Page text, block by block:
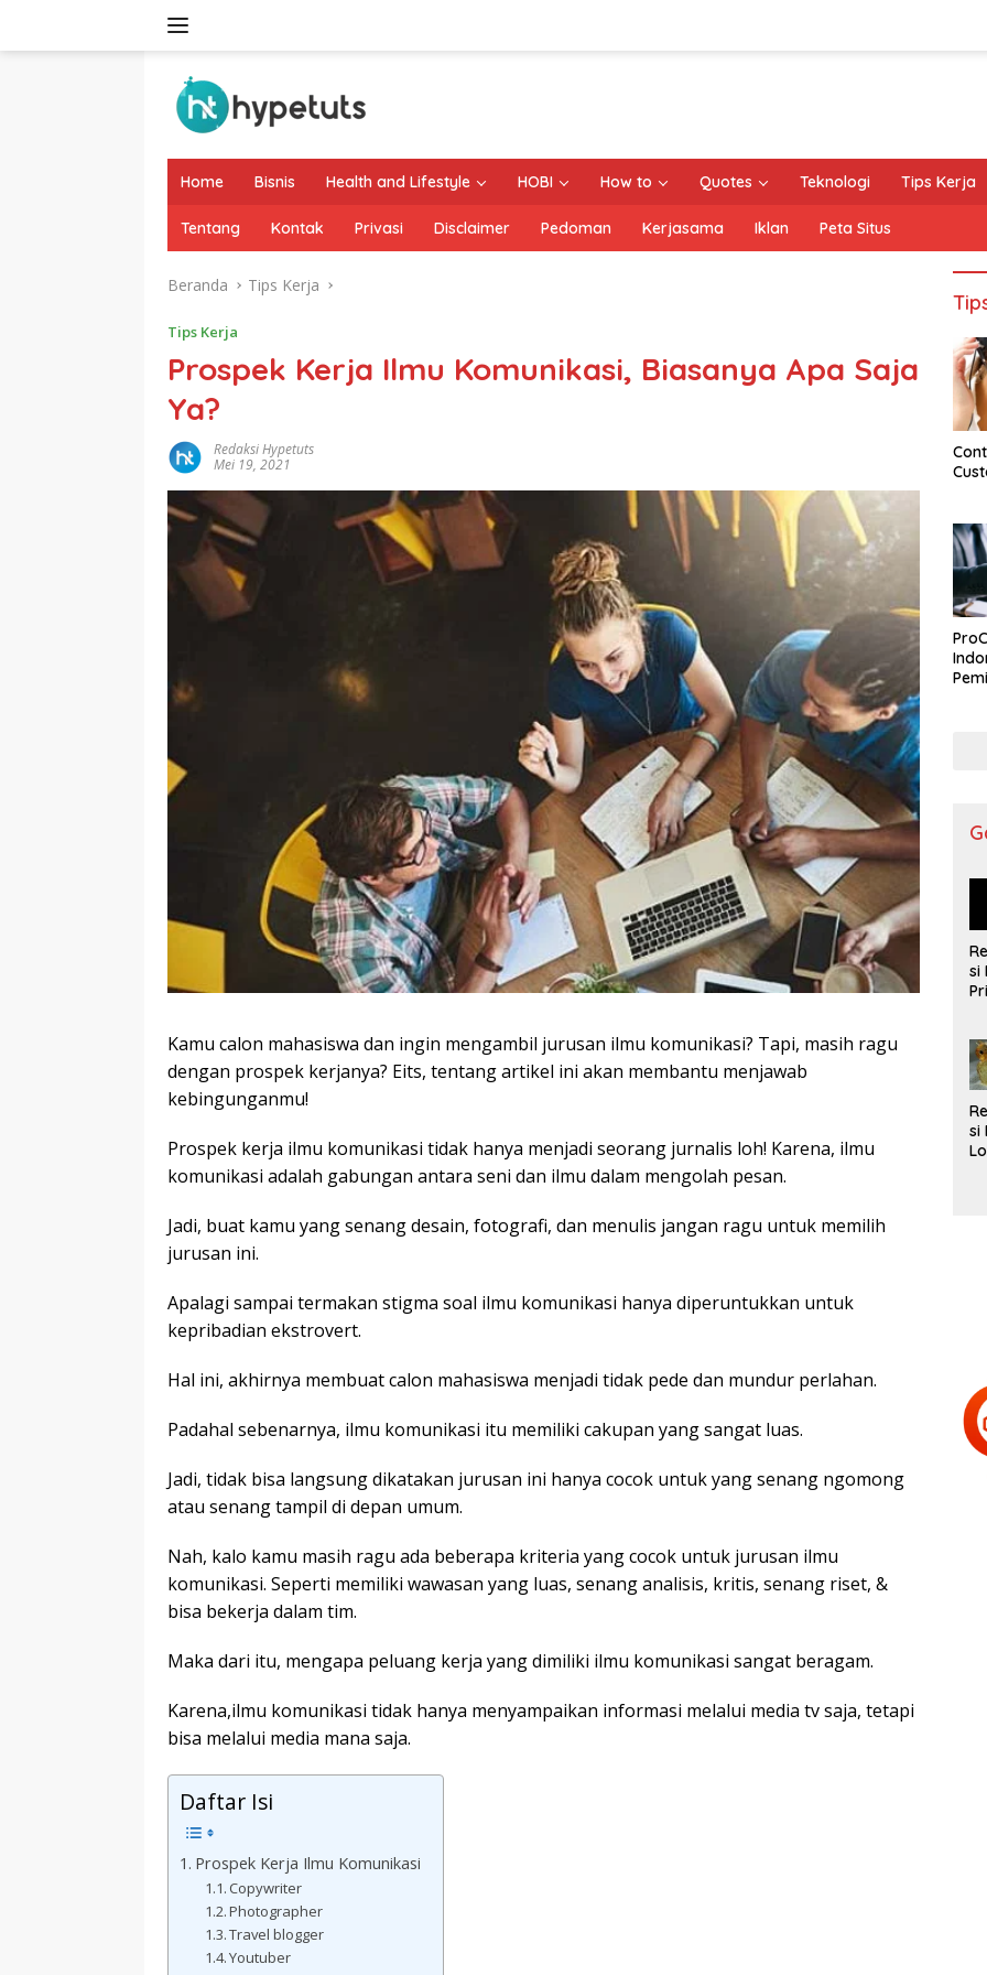
Home Bisnis Health and Lifestyle HOBI How to Quotes Teknologi Tips Kerja
Tentang Kontak Privasi Disclaimer Pedoman Kerjasama Iklan Peta Situs
Beranda Tips Kerja
Tips Kerja
Prospek Kerja Ilmu Komunikasi, Biasanya Apa Saja
Ya?
Redaksi Hypetuts
Mei 19, 2021
Kamu calon mahasiswa dan ingin mengambil jurusan ilmu komunikasi? Tapi, masih ragu
dengan prospek kerjanya? Eits, tentang artikel ini akan membantu menjawab
kebingunganmu!
Prospek kerja ilmu komunikasi tidak hanya menjadi seorang jurnalis loh! Karena, ilmu
komunikasi adalah gabungan antara seni dan ilmu dalam mengolah pesan.
Jadi, buat kamu yang senang desain, fotografi, dan menulis jangan ragu untuk memilih
jurusan ini.
Apalagi sampai termakan stigma soal ilmu komunikasi hanya diperuntukkan untuk
kepribadian ekstrovert.
Hal ini, akhirnya membuat calon mahasiswa menjadi tidak pede dan mundur perlahan.
Padahal sebenarnya, ilmu komunikasi itu memiliki cakupan yang sangat luas.
Jadi, tidak bisa langsung dikatakan jurusan ini hanya cocok untuk yang senang ngomong
atau senang tampil di depan umum.
Nah, kalo kamu masih ragu ada beberapa kriteria yang cocok untuk jurusan ilmu
komunikasi. Seperti memiliki wawasan yang luas, senang analisis, kritis, senang riset, &
bisa bekerja dalam tim.
Maka dari itu, mengapa peluang kerja yang dimiliki ilmu komunikasi sangat beragam.
Karena,ilmu komunikasi tidak hanya menyampaikan informasi melalui media tv saja, tetapi
bisa melalui media mana saja.
Daftar Isi
Prospek Kerja Ilmu Komunikasi
Copywriter
Photographer
Travel blogger
Youtuber
si
si